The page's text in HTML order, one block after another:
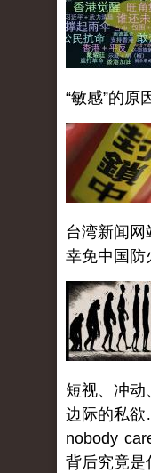
“敏感”的原
台湾新闻网
幸免中国防
短视、冲动
边际的私
nobody
背后究竟是